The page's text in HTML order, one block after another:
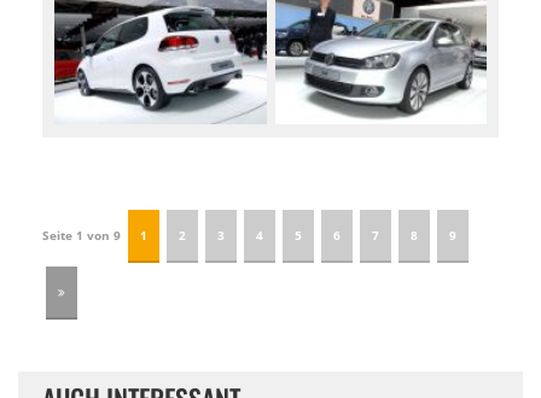
Seite 1 von 9 1 2 3 4 5 6 7 8 9